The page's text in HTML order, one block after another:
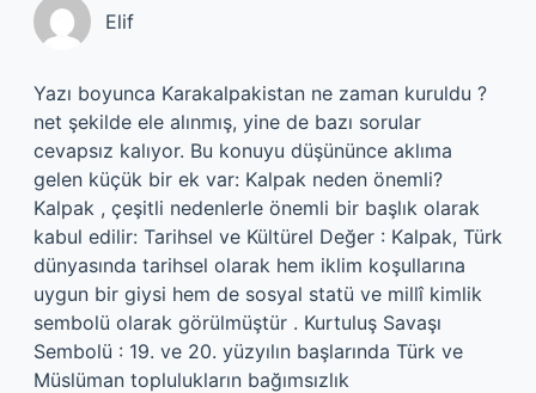
Elif
Yazı boyunca Karakalpakistan ne zaman kuruldu ?
net şekilde ele alınmış, yine de bazı sorular
cevapsız kalıyor. Bu konuyu düşününce aklıma
gelen küçük bir ek var: Kalpak neden önemli?
Kalpak , çeşitli nedenlerle önemli bir başlık olarak
kabul edilir: Tarihsel ve Kültürel Değer : Kalpak, Türk
dünyasında tarihsel olarak hem iklim koşullarına
uygun bir giysi hem de sosyal statü ve millî kimlik
sembolü olarak görülmüştür . Kurtuluş Savaşı
Sembolü : 19. ve 20. yüzyılın başlarında Türk ve
Müslüman toplulukların bağımsızlık